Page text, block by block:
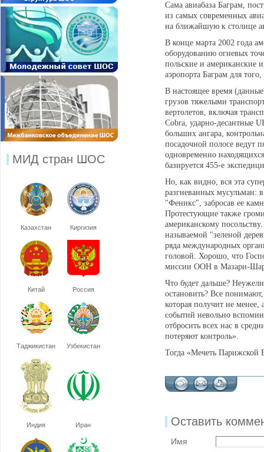
МИД стран ШОС
Казахстан Киргизия
Китай Россия
Таджикистан Узбекистан
Индия Иран
Сама авиабаза Баграм,
из самых современных
на ближайшую к столице
В конце марта 2002 года
оборудованию огневых
польские и американские
аэропорта Баграм для
В настоящее время
грузов тяжелыми
вертолетов, включая
Cobra, ударно-десантные
больших ангара,
посадочной полосе ведут
одновременно
базируется 455-е
Но, как видно, вся эта
разгневанных мусульман:
"Феникс", забросав ее
Протестующие также
американскому
называемой "зеленой
ряда международных
головой. Хорошо, что
миссии ООН в Мазари-
Что будет дальше?
остановить? Все
которая получит не
событий невольно
отбросить всех нас в
потеряют контроль».
Тогда «Мечеть Парижской
Оставить
Имя